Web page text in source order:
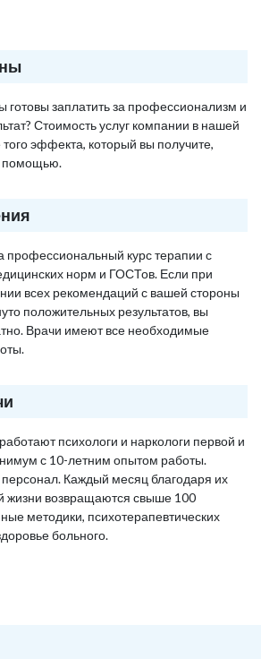
готовы заплатить за профессионализм и
Стоимость услуг компании в нашей
эффекта, который вы получите,
помощью.
профессиональный курс терапии с
норм и ГОСТов. Если при
всех рекомендаций с вашей стороны
положительных результатов, вы
Врачи имеют все необходимые
психологи и наркологи первой и
с 10-летним опытом работы.
Каждый месяц благодаря их
жизни возвращаются свыше 100
методики, психотерапевтических
больного.